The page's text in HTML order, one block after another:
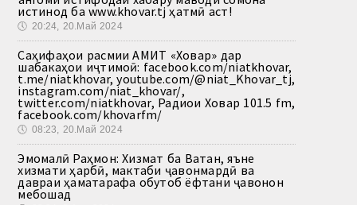
истинод ба www.khovar.tj ҳатмӣ аст!
🕔 20:24, 20.Май 2024
Саҳифаҳои расмии АМИТ «Ховар» дар
шабакаҳои иҷтимоӣ: facebook.com/niatkhovar,
t.me/niatkhovar, youtube.com/@niat_Khovar_tj,
instagram.com/niat_khovar/,
twitter.com/niatkhovar, Радиои Ховар 101.5 fm,
facebook.com/khovarfm/
🕔 08:23, 20.Май 2024
Эмомалӣ Раҳмон: Хизмат ба Ватан, яъне
хизмати ҳарбӣ, мактаби ҷавонмардӣ ва
давраи ҳаматарафа обутоб ёфтани ҷавонон
мебошад